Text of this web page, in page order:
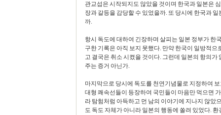
관교섭은 시작되지도 않았을 것이며 한국과 일본은
장과 갈등을 감당할 수 있었을까. 또 당시에 한국과
까.
항시 독도에 대하여 긴장하며 살피는 일본 정부가 한
구한 기록은 아직 보지 못했다. 만약 한국이 일방적
고 결국은 취소 시켰을 것이다. 그런데 일본의 항의
주는 증거 아닌가.
마지막으로 당시에 독도를 천연기념물로 지정하여
대형 쾌속선들이 등장하여 국민들이 마음만 먹으면
라 탐험처럼 아득하고 먼 남의 이야기에 지나지 않
도 독도 자체가 아니라 일본의 행동에 쏠려 있었다.